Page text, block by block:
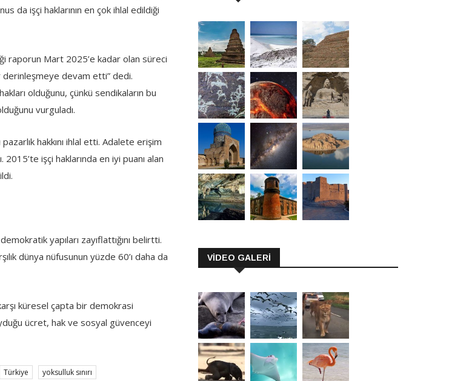
da işçi haklarının en çok ihlal edildiği
raporun Mart 2025’e kadar olan süreci
derinleşmeye devam etti” dedi.
olduğunu, çünkü sendikaların bu
vurguladı.
hakkını ihlal etti. Adalete erişim
2015’te işçi haklarında en iyi puanı alan
yapıları zayıflattığını belirtti.
dünya nüfusunun yüzde 60’ı daha da
küresel çapta bir demokrasi
ücret, hak ve sosyal güvenceyi
Türkiye yoksulluk sınırı
VİDEO GALERİ